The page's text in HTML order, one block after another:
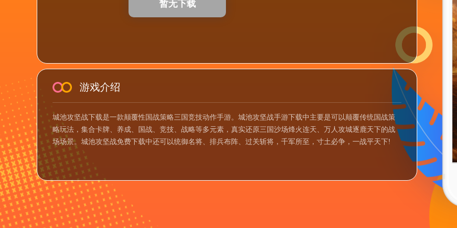
暂无下载
游戏介绍
城池攻坚战下载是一款颠覆性国战策略三国竞技动作手游。城池攻坚战手游下载中主要是可以颠覆传统国战策
略玩法，集合卡牌、养成、国战、竞技、战略等多元素，真实还原三国沙场烽火连天、万人攻城逐鹿天下的战
场场景。城池攻坚战免费下载中还可以统御名将、排兵布阵、过关斩将，千军所至，寸土必争，一战平天下!